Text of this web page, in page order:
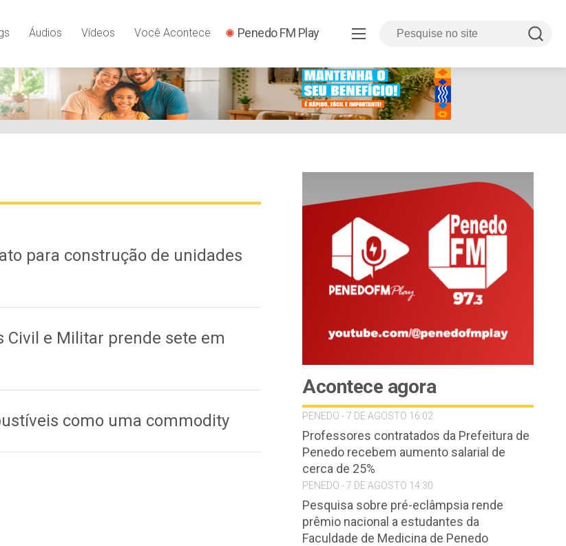
Áudios Vídeos Você Acontece Penedo FM Play
para construção de unidades
Civil e Militar prende sete em
como uma commodity
Acontece agora
PENEDO - 7 DE AGOSTO 16:02
Professores contratados da Prefeitura de
Penedo recebem aumento salarial de
cerca de 25%
PENEDO - 7 DE AGOSTO 14:30
Pesquisa sobre pré-eclâmpsia rende
prêmio nacional a estudantes da
Faculdade de Medicina de Penedo